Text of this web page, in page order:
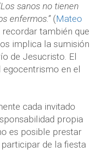
sanos no tienen
enfermos.”(Mateo
recordar también que
implica la sumisión
de Jesucristo. El
en el
cada invitado
propia
es posible prestar
de la fiesta